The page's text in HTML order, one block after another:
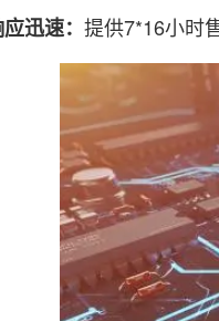
迅速： 提供7*16小时